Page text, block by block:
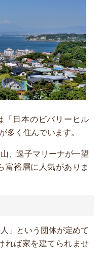
「日本のビバリーヒル
多く住んでいます。
、逗子マリーナが一望
富裕層に人気がありま
」という団体が定めて
れば家を建てられませ